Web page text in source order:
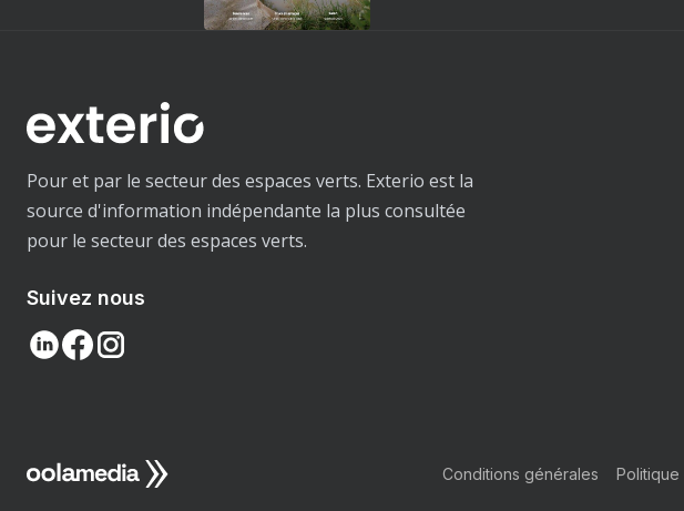
Pour et par le secteur des espaces verts. Exterio est la
source d'information indépendante la plus consultée
pour le secteur des espaces verts.
Suivez nous
Conditions générales